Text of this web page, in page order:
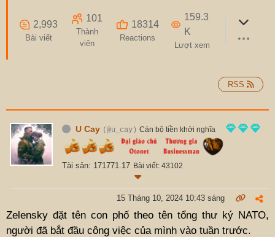
2,993
Bài viết
101
Thành
viên
18314
Reactions
159.3
K
Lượt xem
RSS
U Cay (@u_cay) Cán bộ tiền khởi nghĩa
Tài sản: 171771.17 Bài viết: 43102
15 Tháng 10, 2024 10:43 sáng
Zelensky đặt tên con phố theo tên tổng thư ký NATO,
người đã bắt đầu công việc của mình vào tuần trước.